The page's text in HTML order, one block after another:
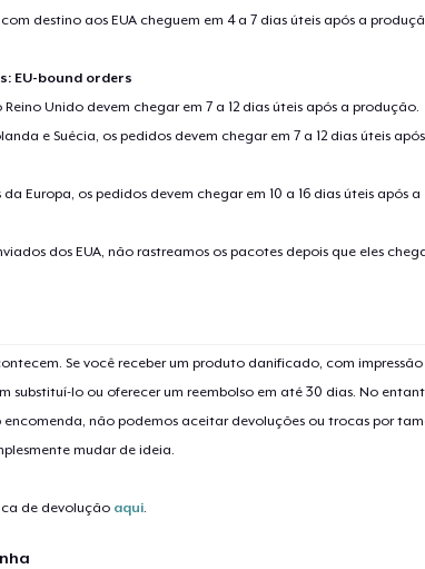
destino aos EUA cheguem em 4 a 7 dias úteis após a
EU-bound orders
Unido devem chegar em 7 a 12 dias úteis após a produção.
e Suécia, os pedidos devem chegar em 7 a 12 dias úteis
Europa, os pedidos devem chegar em 10 a 16 dias úteis após a
dos EUA, não rastreamos os pacotes depois que eles
Se você receber um produto danificado, com
substituí-lo ou oferecer um reembolso em até 30 dias. No
encomenda, não podemos aceitar devoluções ou trocas por
mudar de ideia.
de devolução aqui.